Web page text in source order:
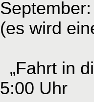
(es wird
„Fahrt in
5:00 Uhr